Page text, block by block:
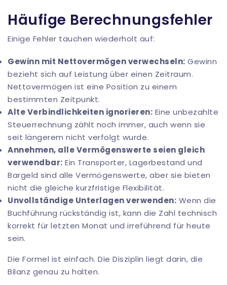
Häufige Berechnungsfehler
Einige Fehler tauchen wiederholt auf:
Gewinn mit Nettovermögen verwechseln: Gewinn
bezieht sich auf Leistung über einen Zeitraum.
Nettovermögen ist eine Position zu einem
bestimmten Zeitpunkt.
Alte Verbindlichkeiten ignorieren: Eine unbezahlte
Steuerrechnung zählt noch immer, auch wenn sie
seit längerem nicht verfolgt wurde.
Annehmen, alle Vermögenswerte seien gleich
verwendbar: Ein Transporter, Lagerbestand und
Bargeld sind alle Vermögenswerte, aber sie bieten
nicht die gleiche kurzfristige Flexibilität.
Unvollständige Unterlagen verwenden: Wenn die
Buchführung rückständig ist, kann die Zahl technisch
korrekt für letzten Monat und irreführend für heute
sein.
Die Formel ist einfach. Die Disziplin liegt darin, die
Bilanz genau zu halten.